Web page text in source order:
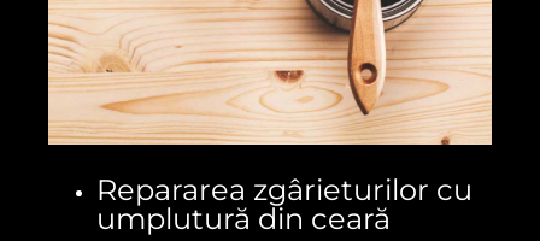
Repararea zgârieturilor cu
umplutură din ceară